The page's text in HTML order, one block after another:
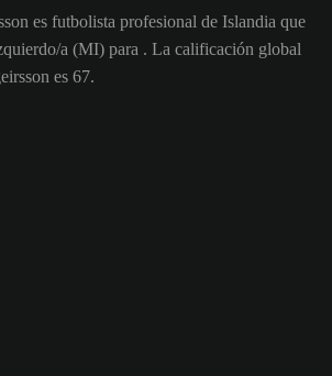
es futbolista profesional de Islandia que
a (MI) para . La calificación global
es 67.